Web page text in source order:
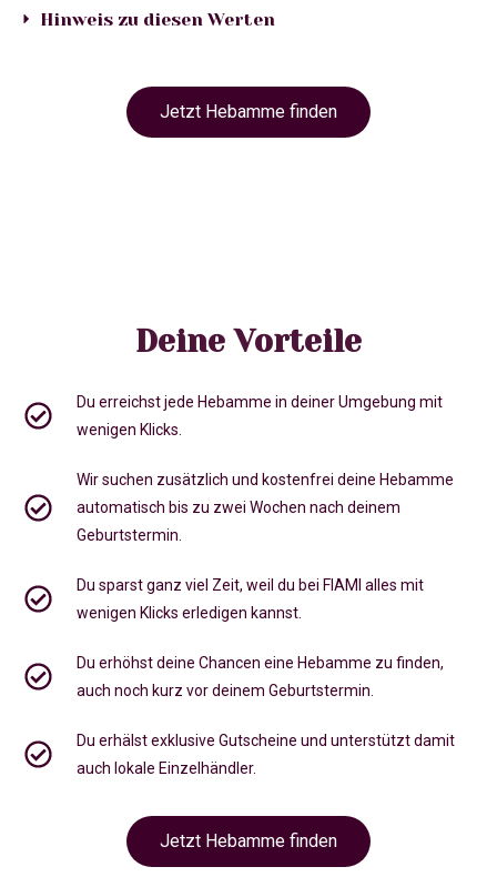
Hinweis zu diesen Werten
Jetzt Hebamme finden
Deine Vorteile
Du erreichst jede Hebamme in deiner Umgebung mit
wenigen Klicks.
Wir suchen zusätzlich und kostenfrei deine Hebamme
automatisch bis zu zwei Wochen nach deinem
Geburtstermin.
Du sparst ganz viel Zeit, weil du bei FIAMI alles mit
wenigen Klicks erledigen kannst.
Du erhöhst deine Chancen eine Hebamme zu finden,
auch noch kurz vor deinem Geburtstermin
Du erhälst exklusive Gutscheine und unterstützt damit
auch lokale Einzelhändler.
Jetzt Hebamme finden